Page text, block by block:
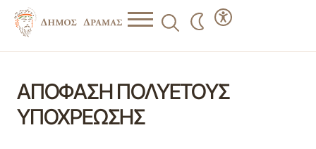
ΑΠΟΦΑΣΗ ΠΟΛΥΕΤΟΥΣ
ΥΠΟΧΡΕΩΣΗΣ